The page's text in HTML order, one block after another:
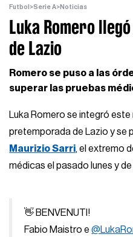
Futbol >Serie A>Noticias
Luka Romero
de Lazio
Romero se puso a las
superar las pruebas
Luka Romero se integró
pretemporada de Lazio y se
Maurizio Sarri, el extremo
médicas el pasado lunes y
👋 BENVENUTI!
Fabio Maistro e